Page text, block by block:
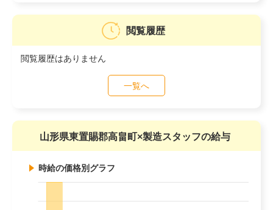
閲覧履歴
閲覧履歴はありません
一覧へ
山形県東置賜郡高畠町×製造スタッフの給与
時給の価格別グラフ